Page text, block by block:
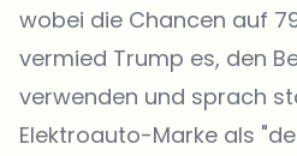
wobei die Chancen auf
vermied Trump es, den
verwenden und sprach
Elektroauto-Marke als